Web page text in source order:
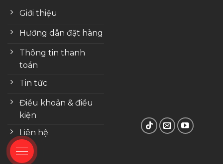
Giới thiệu
Hướng dẫn đặt hàng
Thông tin thanh
toán
Tin tức
Điều khoản & điều
kiện
Liên hệ